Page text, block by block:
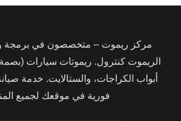
مركز ريموت – متخصصون في برمجة
الريموت كنترول. ريموتات سيارات
أبواب الكراجات، والستالايت. خدمة
فورية في موقعك لجميع